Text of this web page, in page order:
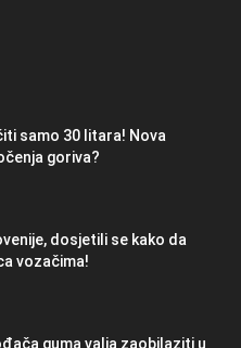
samo 30 litara! Nova
goriva?
dosjetili se kako da
vozačima!
guma valja zaobilaziti u